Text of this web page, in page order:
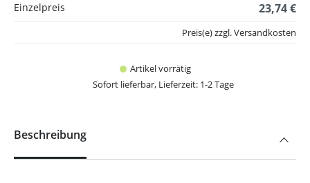
Einzelpreis
23,74 €
Artikel vorrätig
Sofort lieferbar, Lieferzeit: 1-2 Tage
Preis(e) zzgl. Versandkosten
Beschreibung